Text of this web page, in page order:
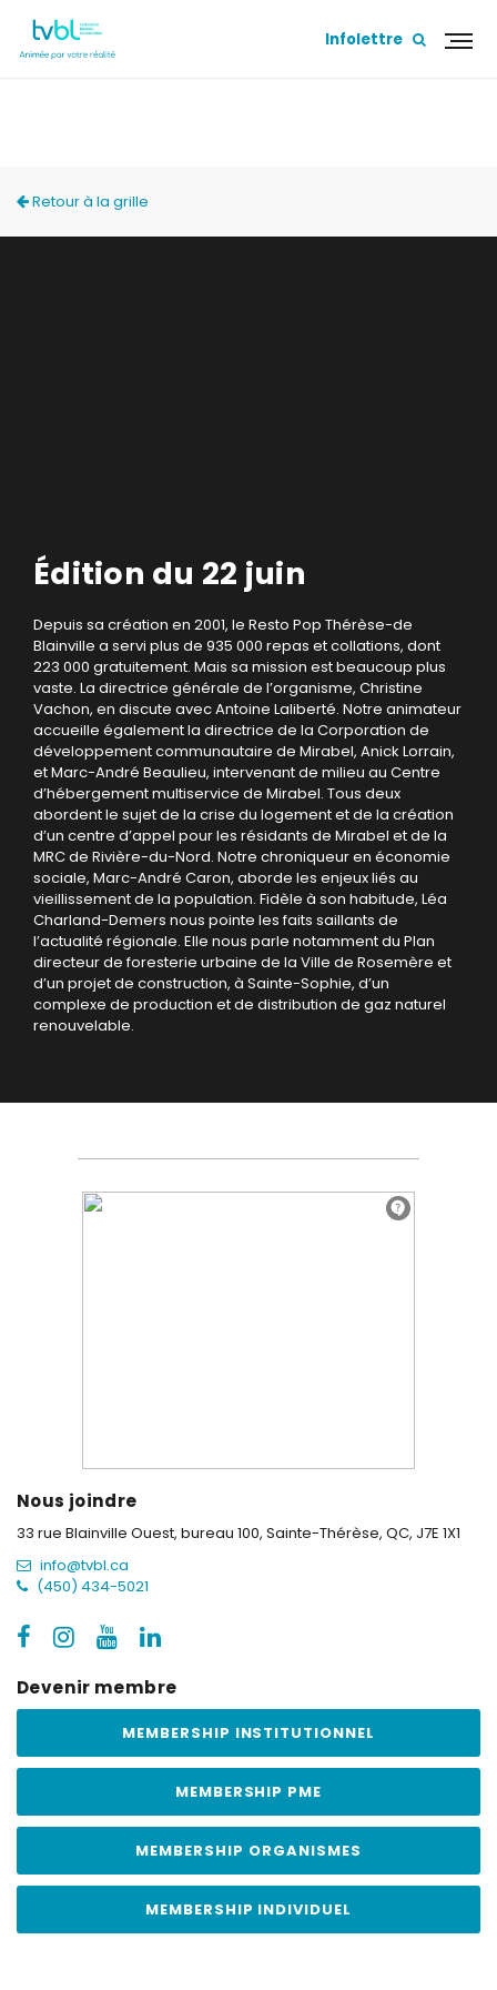
Infolettre
Retour à la grille
Édition du 22 juin
Depuis sa création en 2001, le Resto Pop Thérèse-de
Blainville a servi plus de 935 000 repas et collations, dont
223 000 gratuitement. Mais sa mission est beaucoup plus
vaste. La directrice générale de l’organisme, Christine
Vachon, en discute avec Antoine Laliberté. Notre animateur
accueille également la directrice de la Corporation de
développement communautaire de Mirabel, Anick Lorrain,
et Marc-André Beaulieu, intervenant de milieu au Centre
d’hébergement multiservice de Mirabel. Tous deux
abordent le sujet de la crise du logement et de la création
d’un centre d’appel pour les résidants de Mirabel et de la
MRC de Rivière-du-Nord. Notre chroniqueur en économie
sociale, Marc-André Caron, aborde les enjeux liés au
vieillissement de la population. Fidèle à son habitude, Léa
Charland-Demers nous pointe les faits saillants de
l’actualité régionale. Elle nous parle notamment du Plan
directeur de foresterie urbaine de la Ville de Rosemère et
d’un projet de construction, à Sainte-Sophie, d’un
complexe de production et de distribution de gaz naturel
renouvelable.
Nous joindre
33 rue Blainville Ouest, bureau 100, Sainte-Thérèse, QC, J7E 1X1
info@tvbl.ca
(450) 434-5021
Devenir membre
MEMBERSHIP INSTITUTIONNEL
MEMBERSHIP PME
MEMBERSHIP ORGANISMES
MEMBERSHIP INDIVIDUEL